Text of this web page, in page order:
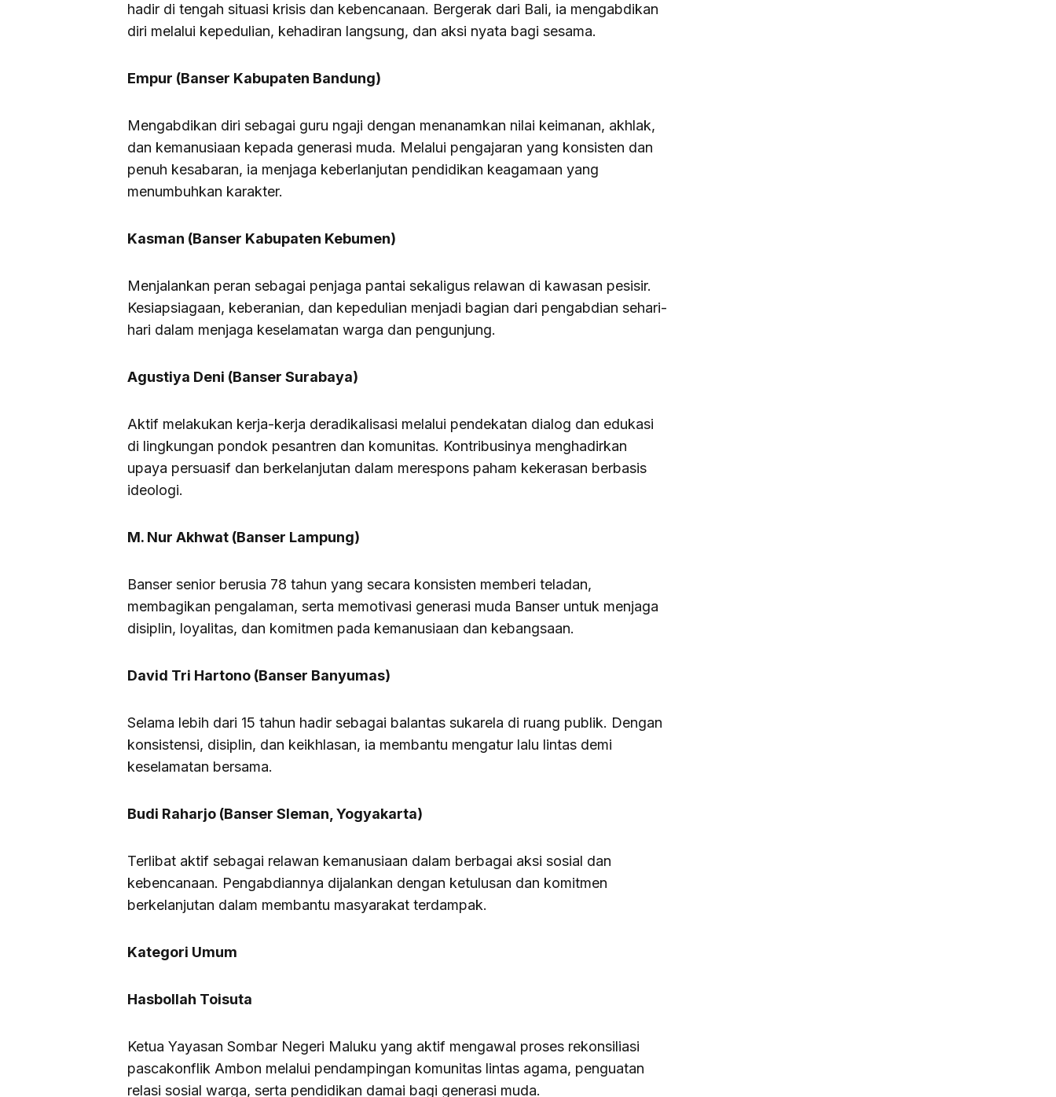
hadir di tengah situasi krisis dan kebencanaan. Bergerak dari Bali, ia mengabdikan
diri melalui kepedulian, kehadiran langsung, dan aksi nyata bagi sesama.
Empur (Banser Kabupaten Bandung)
Mengabdikan diri sebagai guru ngaji dengan menanamkan nilai keimanan, akhlak,
dan kemanusiaan kepada generasi muda. Melalui pengajaran yang konsisten dan
penuh kesabaran, ia menjaga keberlanjutan pendidikan keagamaan yang
menumbuhkan karakter.
Kasman (Banser Kabupaten Kebumen)
Menjalankan peran sebagai penjaga pantai sekaligus relawan di kawasan pesisir.
Kesiapsiagaan, keberanian, dan kepedulian menjadi bagian dari pengabdian sehari-
hari dalam menjaga keselamatan warga dan pengunjung.
Agustiya Deni (Banser Surabaya)
Aktif melakukan kerja-kerja deradikalisasi melalui pendekatan dialog dan edukasi
di lingkungan pondok pesantren dan komunitas. Kontribusinya menghadirkan
upaya persuasif dan berkelanjutan dalam merespons paham kekerasan berbasis
ideologi.
M. Nur Akhwat (Banser Lampung)
Banser senior berusia 78 tahun yang secara konsisten memberi teladan,
membagikan pengalaman, serta memotivasi generasi muda Banser untuk menjaga
disiplin, loyalitas, dan komitmen pada kemanusiaan dan kebangsaan.
David Tri Hartono (Banser Banyumas)
Selama lebih dari 15 tahun hadir sebagai balantas sukarela di ruang publik. Dengan
konsistensi, disiplin, dan keikhlasan, ia membantu mengatur lalu lintas demi
keselamatan bersama.
Budi Raharjo (Banser Sleman, Yogyakarta)
Terlibat aktif sebagai relawan kemanusiaan dalam berbagai aksi sosial dan
kebencanaan. Pengabdiannya dijalankan dengan ketulusan dan komitmen
berkelanjutan dalam membantu masyarakat terdampak.
Kategori Umum
Hasbollah Toisuta
Ketua Yayasan Sombar Negeri Maluku yang aktif mengawal proses rekonsiliasi
pascakonflik Ambon melalui pendampingan komunitas lintas agama, penguatan
relasi sosial warga, serta pendidikan damai bagi generasi muda.